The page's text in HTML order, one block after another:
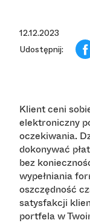
12.12.2023
Udostępnij:
Klient ceni
elektroniczny
oczekiwania.
dokonywać
bez
wypełniania
oszczędność
satysfakcji
portfela w